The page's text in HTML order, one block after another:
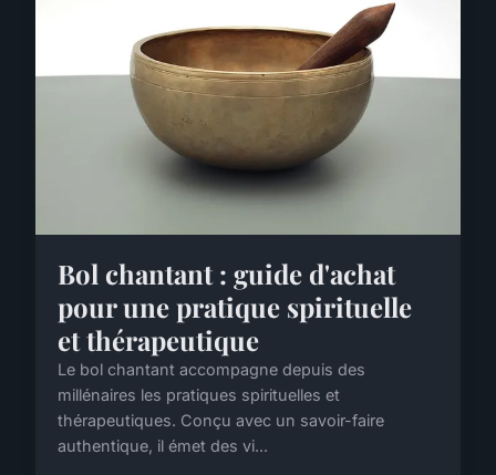
Bol chantant : guide d'achat
pour une pratique spirituelle
et thérapeutique
Le bol chantant accompagne depuis des
millénaires les pratiques spirituelles et
thérapeutiques. Conçu avec un savoir-faire
authentique, il émet des vi...